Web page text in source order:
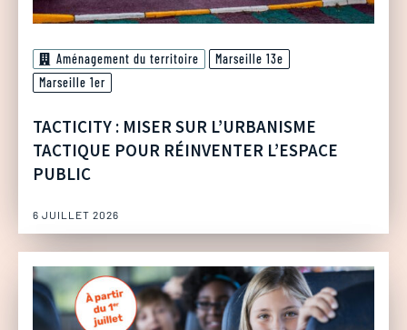
Aménagement du territoire
Marseille 13e
Marseille 1er
TACTICITY : MISER SUR L’URBANISME
TACTIQUE POUR RÉINVENTER L’ESPACE
PUBLIC
6 JUILLET 2026